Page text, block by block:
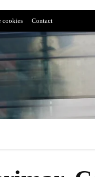
cookies Contact